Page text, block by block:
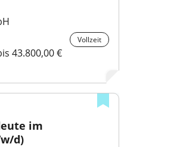
Vollzeit
43.800,00 €
im
d)